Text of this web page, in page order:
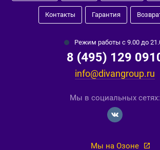
Контакты Гарантия
Режим работы с 9.00 до
8 (495) 129
info@divangroup.ru
Мы в социальных сетях:
Мы на Озоне